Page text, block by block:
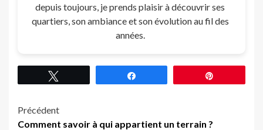
depuis toujours, je prends plaisir à découvrir ses
quartiers, son ambiance et son évolution au fil des
années.
Navigation
Précédent
Comment savoir à qui appartient un terrain ?